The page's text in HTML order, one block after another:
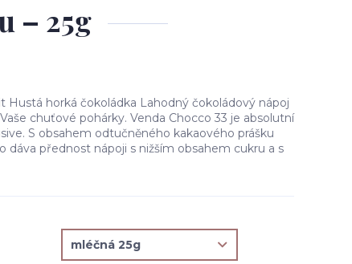
– 25g
Hustá horká čokoládka Lahodný čokoládový nápoj
chuťové pohárky. Venda Chocco 33 je absolutní
S obsahem odtučněného kakaového prášku
dáva přednost nápoji s nižším obsahem cukru a s